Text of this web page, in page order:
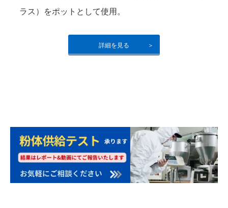
ラス）をポットとして使用。
詳細を見る